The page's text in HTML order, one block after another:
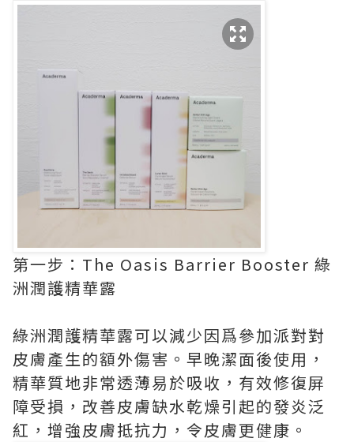
第一步：The Oasis Barrier Booster 綠
洲潤護精華露
綠洲潤護精華露可以減少因爲參加派對對
皮膚產生的額外傷害。早晚潔面後使用，
精華質地非常透薄易於吸收，有效修復屏
障受損，改善皮膚缺水乾燥引起的發炎泛
紅，增強皮膚抵抗力，令皮膚更健康。